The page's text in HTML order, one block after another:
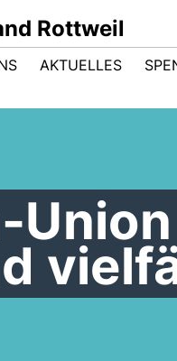
Rottweil
AKTUELLES